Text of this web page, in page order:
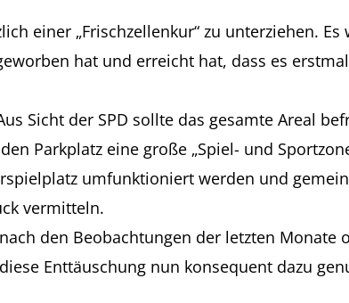
einer „Frischzellenkur“ zu unterziehen.
hat und erreicht hat, dass es
Sicht der SPD sollte das gesamte Areal
Parkplatz eine große „Spiel- und
umfunktioniert werden und
vermitteln.
den Beobachtungen der letzten
Enttäuschung nun konsequent dazu